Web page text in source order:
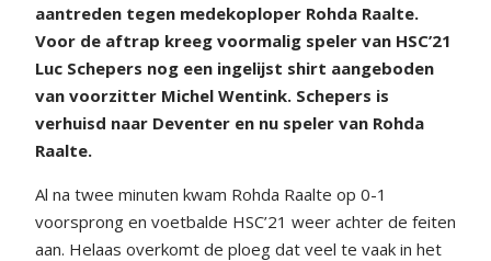
aantreden tegen medekoploper Rohda Raalte.
Voor de aftrap kreeg voormalig speler van HSC’21
Luc Schepers nog een ingelijst shirt aangeboden
van voorzitter Michel Wentink. Schepers is
verhuisd naar Deventer en nu speler van Rohda
Raalte.
Al na twee minuten kwam Rohda Raalte op 0-1
voorsprong en voetbalde HSC’21 weer achter de feiten
aan. Helaas overkomt de ploeg dat veel te vaak in het